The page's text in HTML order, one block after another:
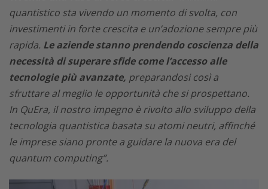
quantistico sta vivendo un momento di svolta, con
investimenti in forte crescita e un’adozione sempre più
rapida. Le aziende stanno prendendo coscienza della
necessità di superare sfide come l’accesso alle
tecnologie più avanzate, preparandosi così a
sfruttare al meglio le opportunità che si prospettano.
In QuEra, il nostro impegno è rivolto allo sviluppo della
tecnologia quantistica basata su atomi neutri, affinché
le imprese siano pronte a guidare la nuova era del
quantum computing”.